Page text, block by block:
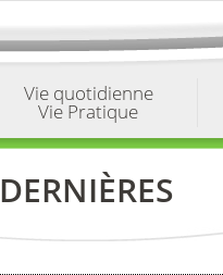
Vie quotidienne
Vie Pratique